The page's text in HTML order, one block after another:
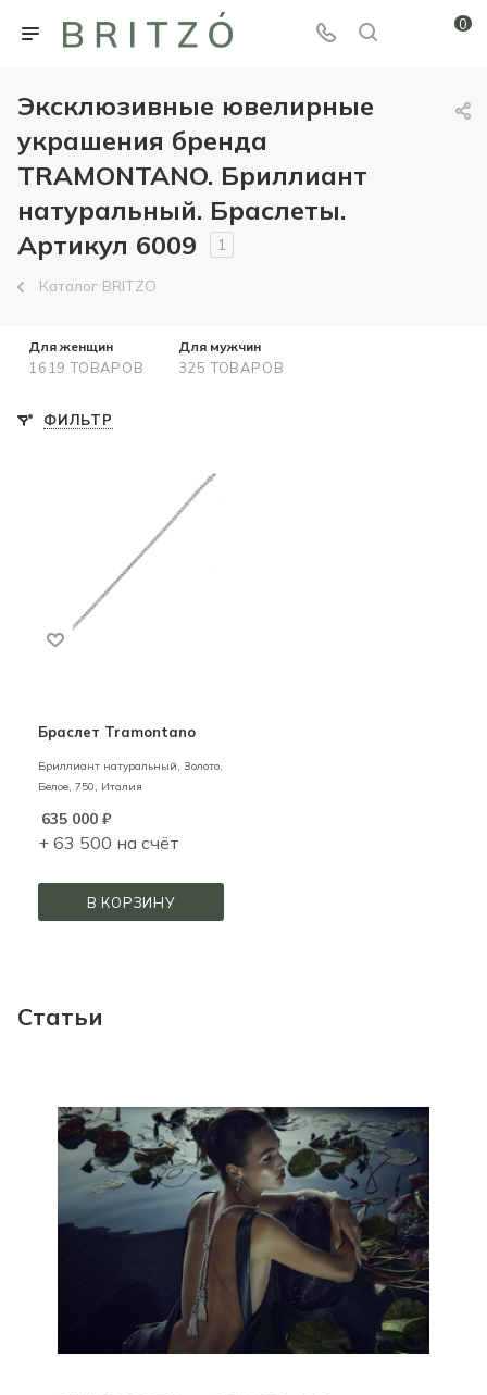
0
Эксклюзивные ювелирные
украшения бренда
TRAMONTANO. Бриллиант
натуральный. Браслеты.
Артикул 6009
1
Каталог BRITZO
Для женщин
1619 ТОВАРОВ
Для мужчин
325 ТОВАРОВ
ФИЛЬТР
Браслет Tramontano
Бриллиант натуральный, Золото,
Белое, 750, Италия
635 000 ₽
+ 63 500 на счёт
В КОРЗИНУ
Статьи